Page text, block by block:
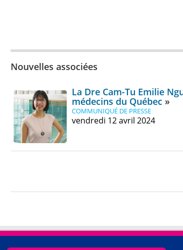
Nouvelles associées
La Dre Cam-Tu Emilie
médecins du Québec
COMMUNIQUÉ DE PRESSE
vendredi 12 avril 2024